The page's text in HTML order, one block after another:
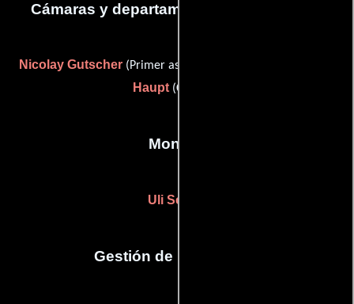
Cámaras y departamento de electricidad
Nicolay Gutscher (Primer asistente de cámara) y
Haupt(Capataz)
Montaje
Uli Schön
Gestión de producción